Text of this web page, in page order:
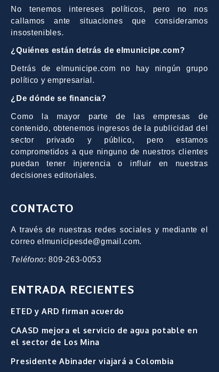
No tenemos intereses políticos, pero no nos
callamos ante situaciones que consideramos
insostenibles.
¿Quiénes están detrás de elmunicipe.com?
Detrás de elmunicipe.com no hay ningún grupo
político y empresarial.
¿De dónde se financia?
Como la mayor parte de las empresas de
contenido, obtenemos ingresos de la publicidad del
sector privado y público, pero estamos
comprometidos a que ninguno de nuestros clientes
puedan tener injerencia o influir en nuestras
decisiones editoriales.
CONTACTO
A través de nuestras redes sociales y mediante el
correo elmunicipesde@gmail.com.
Teléfono: 809-263-0053
ENTRADA RECIENTES
ETED y ARD firman acuerdo
CAASD mejora el servicio de agua potable en
el sector de Los Mina
Presidente Abinader viajará a Colombia